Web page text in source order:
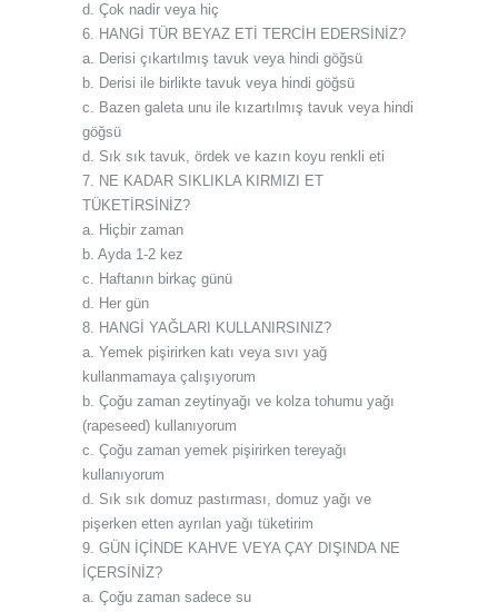
d. Çok nadir veya hiç
6. HANGİ TÜR BEYAZ ETİ TERCİH EDERSİNİZ?
a. Derisi çıkartılmış tavuk veya hindi göğsü
b. Derisi ile birlikte tavuk veya hindi göğsü
c. Bazen galeta unu ile kızartılmış tavuk veya hindi
göğsü
d. Sık sık tavuk, ördek ve kazın koyu renkli eti
7. NE KADAR SIKLIKLA KIRMIZI ET
TÜKETİRSİNİZ?
a. Hiçbir zaman
b. Ayda 1-2 kez
c. Haftanın birkaç günü
d. Her gün
8. HANGİ YAĞLARI KULLANIRSINIZ?
a. Yemek pişirirken katı veya sıvı yağ
kullanmamaya çalışıyorum
b. Çoğu zaman zeytinyağı ve kolza tohumu yağı
(rapeseed) kullanıyorum
c. Çoğu zaman yemek pişirirken tereyağı
kullanıyorum
d. Sık sık domuz pastırması, domuz yağı ve
pişerken etten ayrılan yağı tüketirim
9. GÜN İÇİNDE KAHVE VEYA ÇAY DIŞINDA NE
İÇERSİNİZ?
a. Çoğu zaman sadece su